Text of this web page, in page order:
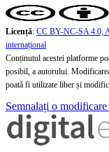
Licență: CC BY-NC-SA 4.0,
internațional
Conținutul acestei platforme
posibil, a autorului.
poată fi utilizate liber și
Semnalați o modificare